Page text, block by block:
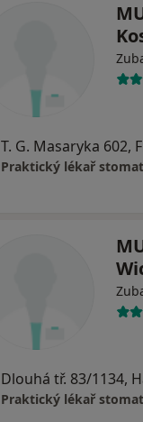
T. G. Masaryka 602,
Praktický lékař
Dlouhá tř. 83/1134,
Praktický lékař